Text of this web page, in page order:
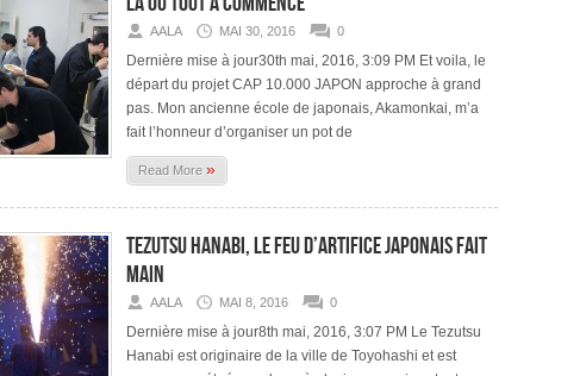
AALA MAI 30, 2016 0
Dernière mise à jour30th mai, 2016, 3:09 PM Et voila, le
départ du projet CAP 10.000 JAPON approche à grand
pas. Mon ancienne école de japonais, Akamonkai, m’a
fait l’honneur d’organiser un pot de
Read More »
Tezutsu Hanabi, le feu d’artifice japonais fait
main
AALA MAI 8, 2016 0
Dernière mise à jour8th mai, 2016, 3:07 PM Le Tezutsu
Hanabi est originaire de la ville de Toyohashi et est